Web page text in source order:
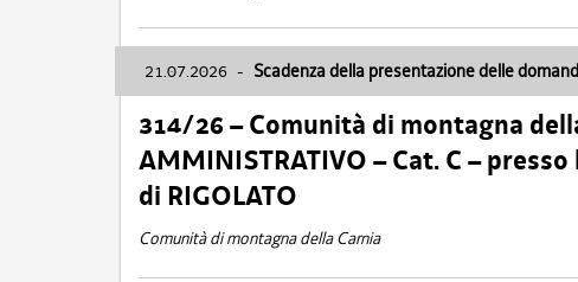
21.07.2026 - Scadenza della presentazione delle
314/26 – Comunità di montagna
AMMINISTRATIVO – Cat. C –
di RIGOLATO
Comunità di montagna della Carnia